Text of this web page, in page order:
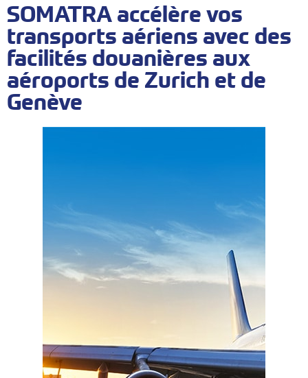
SOMATRA accélère vos
transports aériens avec des
facilités douanières aux
aéroports de Zurich et de
Genève